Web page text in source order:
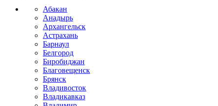
Абакан
Анадырь
Архангельск
Астрахань
Барнаул
Белгород
Биробиджан
Благовещенск
Брянск
Владивосток
Владикавказ